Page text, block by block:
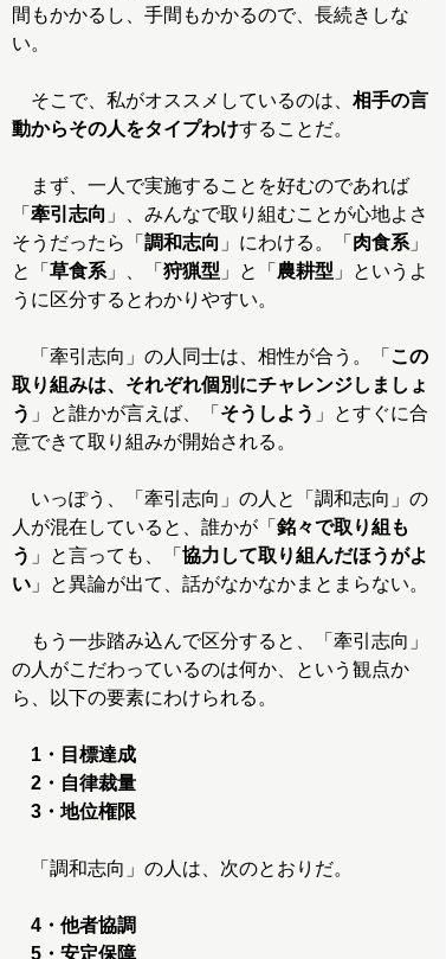
間もかかるし、手間もかかるので、長続きしな
い。
そこで、私がオススメしているのは、 相手の言
動からその人をタイプわけすることだ。
まず、一人で実施することを好むのであれば
「 牽引志向 」、みんなで取り組むことが心地よさ
そうだったら「 調和志向 」にわける。「 肉食系 」
と「 草食系 」、「 狩猟型 」と「 農耕型 」というよ
うに区分するとわかりやすい。
「牽引志向」の人同士は、相性が合う。「 この
取り組みは、それぞれ個別にチャレンジしましょ
う 」と誰かが言えば、「 そうしよう 」とすぐに合
意できて取り組みが開始される。
いっぽう、「牽引志向」の人と「調和志向」の
人が混在していると、誰かが「 銘々で取り組も
う 」と言っても、「 協力して取り組んだほうがよ
い 」と異論が出て、話がなかなかまとまらない。
もう一歩踏み込んで区分すると、「牽引志向」
の人がこだわっているのは何か、という観点か
ら、以下の要素にわけられる。
1・目標達成
2・自律裁量
3・地位権限
「調和志向」の人は、次のとおりだ。
4・他者協調
5・安定保障